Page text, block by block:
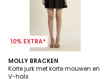
10% EXTRA*
MOLLY BRACKEN
Korte jurk met korte mouwen en
V-hals
4
/
5